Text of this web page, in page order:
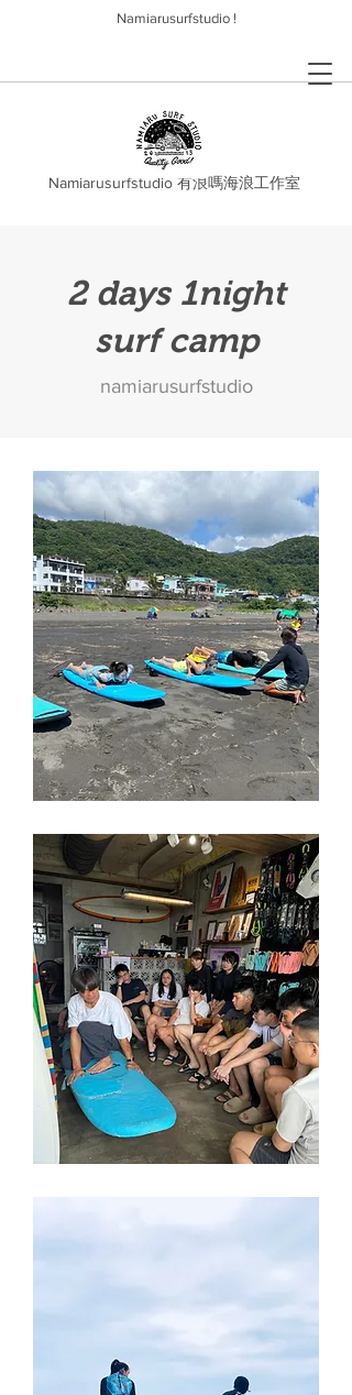
Namiarusurfstudio 有浪嗎海浪工作室
Namiarusurfstudio !
2 days 1night
surf camp
namiarusurfstudio